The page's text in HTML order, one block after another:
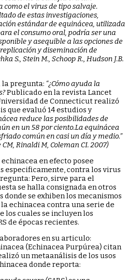
como el virus de tipo salvaje.
de estas investigaciones,
estándar de equinácea, utilizada
el consumo oral, podría ser una
y asequible a las opciones de
y diseminación de
S., Stein M., Schoop R., Hudson J.B.
la pregunta: “¿Cómo ayuda la
Publicado en la revista Lancet
de Connecticut realizó
que evaluó 14 estudios y
reduce las posibilidades de
en un 58 por ciento.La equinácea
común en casi un día y medio.”
Rinaldi M, Coleman CI. 2007)
en efecto posee
especificamente, contra los virus
Pero, sirve para el
se halla consignada en otros
se exhiben los mecanismos
echinacea contra una serie de
los cuales se incluyen los
de épocas recientes.
en su articulo:
(Echinacea Purpúrea) citan
un metaanálisis de los usos
donde reporta: